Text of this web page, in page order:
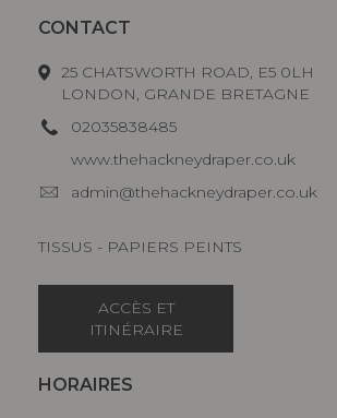
CONTACT
25 CHATSWORTH ROAD, E5 0LH
LONDON, GRANDE BRETAGNE
02035838485
www.thehackneydraper.co.uk
admin@thehackneydraper.co.uk
TISSUS - PAPIERS PEINTS
ACCÈS ET
ITINÉRAIRE
HORAIRES